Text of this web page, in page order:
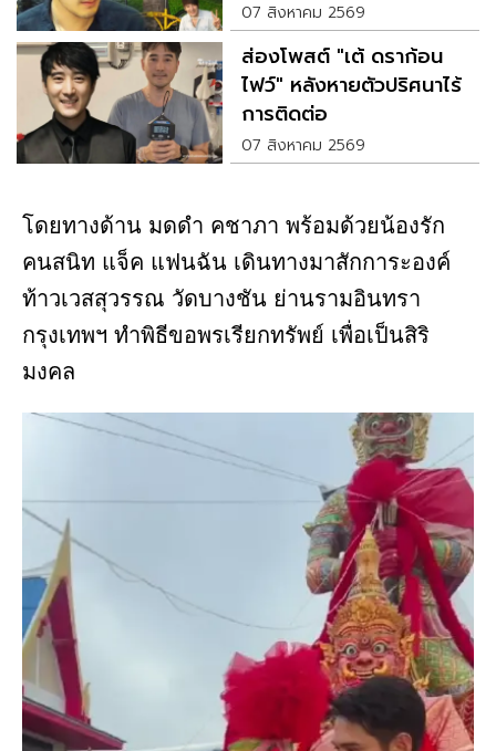
07 สิงหาคม 2569
ส่องโพสต์ "เต้ ดราก้อน
ไฟว์" หลังหายตัวปริศนาไร้
การติดต่อ
07 สิงหาคม 2569
โดยทางด้าน มดดำ คชาภา พร้อมด้วยน้องรัก
คนสนิท แจ็ค แฟนฉัน เดินทางมาสักการะองค์
ท้าวเวสสุวรรณ วัดบางชัน ย่านรามอินทรา
กรุงเทพฯ ทำพิธีขอพรเรียกทรัพย์ เพื่อเป็นสิริ
มงคล